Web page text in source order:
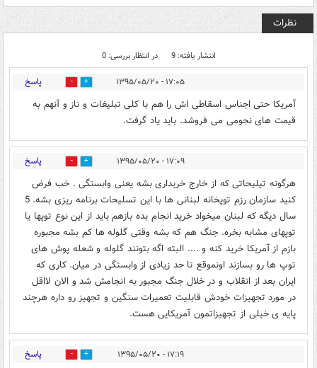
نظرات
انتشار یافته: 9 در انتظار بررسی: 0
۱۷:۰۵ - ۱۳۹۵/۰۵/۲۰ 0 پاسخ
آمریکا حتی اجناس اسقاطی اش را هم با کلی تبلیغات و ناز و آنهم به
قیمت های نجومی می فروشد. باید یاد گرفت.
۱۷:۰۹ - ۱۳۹۵/۰۵/۲۰ 0 پاسخ
هرگونه تیلیحاتی که از خارج خریداری بشه یعنی وابستگی . خب فرض
کنید سازمان رزم توپخانه لبنانی ها با این تسلیحات برنامه ریزی بشه. 5
سال دیگه که لبنان میخواد خرید انجام بده بازهم باید از این نوع توپها یا
توپهای مشابه بخره. جنگ هم که بشه وقتی گلوله ها کم بشه مجبوره
بازم از آمریکا خرید کنه و .... البته اگه بتونند گلوله و شعله پوش های
توپ ها رو بسازند اونموقع تا حد زیادی از وابستگی در میان. کاری که
ایران بعد از انقلاب و در خلال جنگ مجبور به انجامش شد و الان لااقل
در مورد تجهیزات خودش قابلیت تعمیرات سنگین و تجهیز رو داره هرچند
پایه ی خیلی از تجهیزاتمون آمریکایی هست.
۱۷:۱۹ - ۱۳۹۵/۰۵/۲۰ 0 پاسخ